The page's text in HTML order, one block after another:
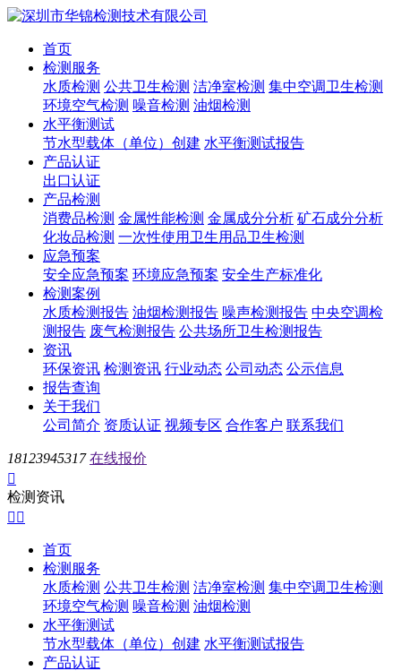
首页
检测服务
水质检测 公共卫生检测 洁净室检测 集中空调卫生检测
环境空气检测 噪音检测 油烟检测
水平衡测试
节水型载体（单位）创建 水平衡测试报告
产品认证
出口认证
产品检测
消费品检测 金属性能检测 金属成分分析 矿石成分分析
化妆品检测 一次性使用卫生用品卫生检测
应急预案
安全应急预案 环境应急预案 安全生产标准化
检测案例
水质检测报告 油烟检测报告 噪声检测报告 中央空调检
测报告 废气检测报告 公共场所卫生检测报告
资讯
环保资讯 检测资讯 行业动态 公司动态 公示信息
报告查询
关于我们
公司简介 资质认证 视频专区 合作客户 联系我们
18123945317 在线报价

检测资讯
 
首页
检测服务
水质检测 公共卫生检测 洁净室检测 集中空调卫生检测
环境空气检测 噪音检测 油烟检测
水平衡测试
节水型载体（单位）创建 水平衡测试报告
产品认证